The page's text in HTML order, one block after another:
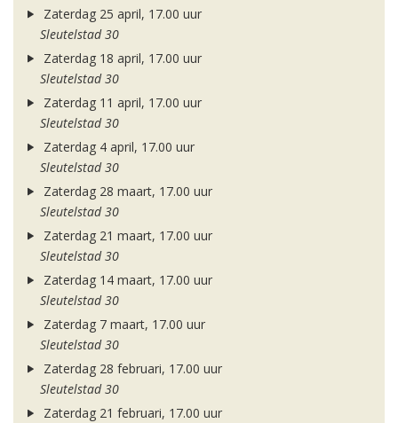
Zaterdag 25 april, 17.00 uur
Sleutelstad 30
Zaterdag 18 april, 17.00 uur
Sleutelstad 30
Zaterdag 11 april, 17.00 uur
Sleutelstad 30
Zaterdag 4 april, 17.00 uur
Sleutelstad 30
Zaterdag 28 maart, 17.00 uur
Sleutelstad 30
Zaterdag 21 maart, 17.00 uur
Sleutelstad 30
Zaterdag 14 maart, 17.00 uur
Sleutelstad 30
Zaterdag 7 maart, 17.00 uur
Sleutelstad 30
Zaterdag 28 februari, 17.00 uur
Sleutelstad 30
Zaterdag 21 februari, 17.00 uur